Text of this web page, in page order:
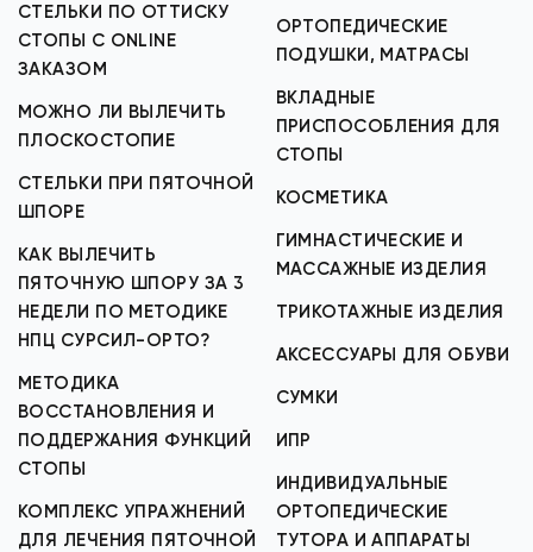
СТЕЛЬКИ ПО ОТТИСКУ
СТОПЫ С ONLINE
ЗАКАЗОМ
МОЖНО ЛИ ВЫЛЕЧИТЬ
ПЛОСКОСТОПИЕ
СТЕЛЬКИ ПРИ ПЯТОЧНОЙ
ШПОРЕ
КАК ВЫЛЕЧИТЬ
ПЯТОЧНУЮ ШПОРУ ЗА 3
НЕДЕЛИ ПО МЕТОДИКЕ
НПЦ СУРСИЛ-ОРТО?
МЕТОДИКА
ВОССТАНОВЛЕНИЯ И
ПОДДЕРЖАНИЯ ФУНКЦИЙ
СТОПЫ
КОМПЛЕКС УПРАЖНЕНИЙ
ДЛЯ ЛЕЧЕНИЯ ПЯТОЧНОЙ
ОРТОПЕДИЧЕСКИЕ
ПОДУШКИ, МАТРАСЫ
ВКЛАДНЫЕ
ПРИСПОСОБЛЕНИЯ ДЛЯ
СТОПЫ
КОСМЕТИКА
ГИМНАСТИЧЕСКИЕ И
МАССАЖНЫЕ ИЗДЕЛИЯ
ТРИКОТАЖНЫЕ ИЗДЕЛИЯ
АКСЕССУАРЫ ДЛЯ ОБУВИ
СУМКИ
ИПР
ИНДИВИДУАЛЬНЫЕ
ОРТОПЕДИЧЕСКИЕ
ТУТОРА И АППАРАТЫ